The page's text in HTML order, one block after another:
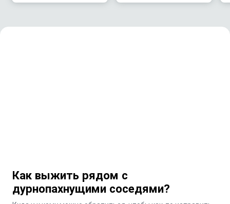
Как выжить рядом с
дурнопахнущими соседями?